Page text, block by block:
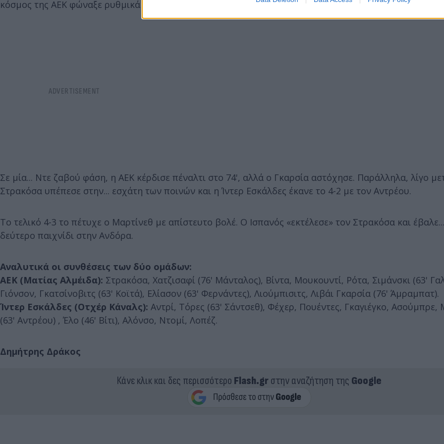
κόσμος της ΑΕΚ φώναξε ρυθμικά το όνομά του, με τον ίδιο να απολογείται στους φιλάθλους της
Σε μία... Ντε ζαβού φάση, η ΑΕΚ κέρδισε πέναλτι στο 74', αλλά ο Γκαρσία αστόχησε. Παράλληλα, λίγο
Στρακόσα υπέπεσε στην... εσχάτη των ποινών και η Ίντερ Εσκάλδες έκανε το 4-2 με τον Αντρέου.
Το τελικό 4-3 το πέτυχε ο Μαρτίνεθ με απίστευτο βολέ. Ο Ισπανός «εκτέλεσε» τον Στρακόσα και
δεύτερο παιχνίδι στην Ανδόρα.
Αναλυτικά οι συνθέσεις των δύο ομάδων:
ΑΕΚ (Ματίας Αλμέιδα): Στρακόσα, Χατζισαφί (76' Μάνταλος), Βίντα, Μουκουντί, Ρότα, Σιμάνσκι (63'
Γιόνσον, Γκατσίνοβιτς (63' Κοϊτά), Ελίασον (63' Φερνάντες), Λιούμπισιτς, Λιβάι Γκαρσία (76' Άμραμπατ).
Ίντερ Εσκάλδες (Οτχέρ Κάναλς): Αντρί, Τόρες (63' Σάντσεθ), Φέχερ, Πουέντες, Γκαγιέγκο,
(63' Αντρέου) , Έλο (46' Βίτι), Αλόνσο, Ντομί, Λοπέζ.
Δημήτρης Δράκος
Κάνε κλικ και δες περισσότερο Flash.grστην αναζήτηση της Google